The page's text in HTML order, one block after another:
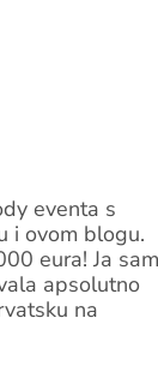
eventa s
i ovom blogu.
eura! Ja sam
apsolutno
na